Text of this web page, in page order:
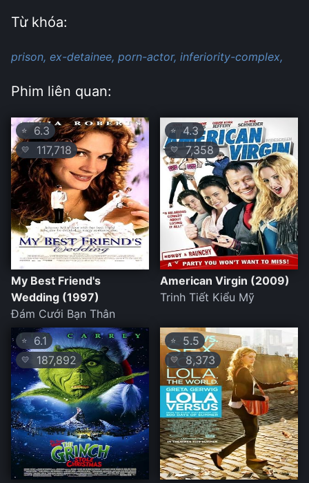
Từ khóa:
prison, ex-detainee, porn-actor, inferiority-complex,
Phim liên quan:
⭐6.3
💛 117,718
My Best Friend's
Wedding (1997)
Đám Cưới Bạn Thân
⭐ 4.3
💛 7,358
American Virgin (2009)
Trinh Tiết Kiểu Mỹ
⭐ 6.1
💛 187,892
⭐ 5.5
💛 8,373